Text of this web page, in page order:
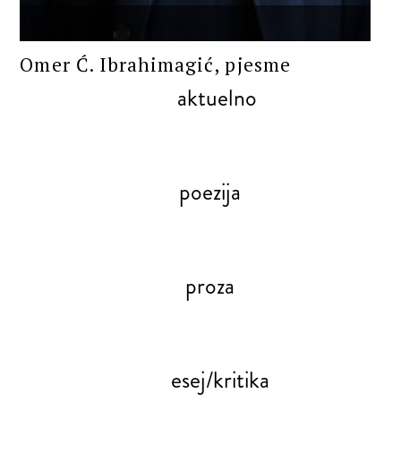
Omer Ć. Ibrahimagić, pjesme
aktuelno
poezija
proza
esej/kritika